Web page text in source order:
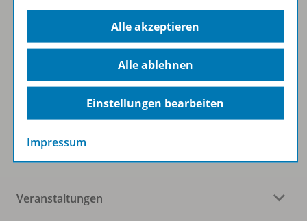
Folgen Sie uns auf Social Media
Veranstaltungen
Alle akzeptieren
Alle ablehnen
Einstellungen bearbeiten
Impressum